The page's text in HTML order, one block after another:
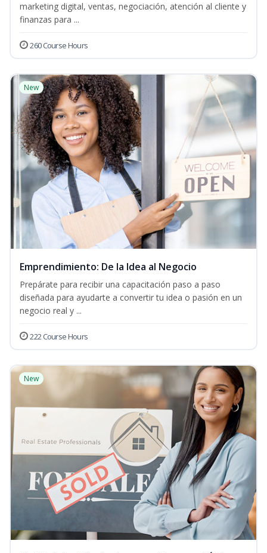
marketing digital, ventas, negociación, atención al cliente y
finanzas para ...
260 Course Hours
New
Emprendimiento: De la Idea al Negocio
Prepárate para recibir una capacitación paso a paso
diseñada para ayudarte a convertir tu idea o pasión en un
negocio real y ...
222 Course Hours
New